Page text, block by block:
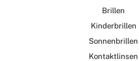
Brillen
Kinderbrillen
Sonnenbrillen
Kontaktlinsen